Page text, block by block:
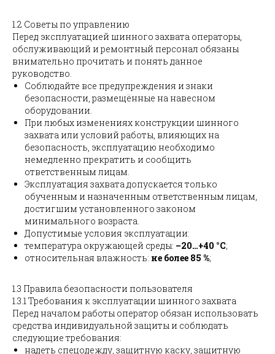
1.2 Советы по управлению
Перед эксплуатацией шинного захвата операторы,
обслуживающий и ремонтный персонал обязаны
внимательно прочитать и понять данное
руководство.
Соблюдайте все предупреждения и знаки
безопасности, размещённые на навесном
оборудовании.
При любых изменениях конструкции шинного
захвата или условий работы, влияющих на
безопасность, эксплуатацию необходимо
немедленно прекратить и сообщить
ответственным лицам.
Эксплуатация захвата допускается только
обученным и назначенным ответственным лицам,
достигшим установленного законом
минимального возраста.
Допустимые условия эксплуатации:
температура окружающей среды: –20…+40 °C;
относительная влажность: не более 85 %;
1.3 Правила безопасности пользователя
1.3.1 Требования к эксплуатации шинного захвата
Перед началом работы оператор обязан использовать
средства индивидуальной защиты и соблюдать
следующие требования:
надеть спецодежду, защитную каску, защитную